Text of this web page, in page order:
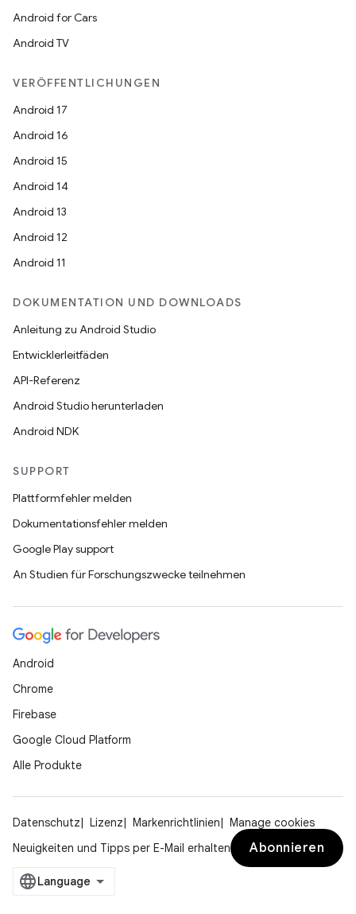
Android for Cars
Android TV
VERÖFFENTLICHUNGEN
Android 17
Android 16
Android 15
Android 14
Android 13
Android 12
Android 11
DOKUMENTATION UND DOWNLOADS
Anleitung zu Android Studio
Entwicklerleitfäden
API-Referenz
Android Studio herunterladen
Android NDK
SUPPORT
Plattformfehler melden
Dokumentationsfehler melden
Google Play support
An Studien für Forschungszwecke teilnehmen
Android
Chrome
Firebase
Google Cloud Platform
Alle Produkte
Datenschutz Lizenz Markenrichtlinien
Manage cookies
Neuigkeiten und Tipps per E-Mail erhalten
Abonnieren